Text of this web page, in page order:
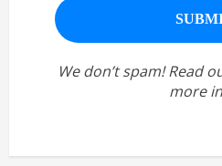
We don’t spam! Read
more